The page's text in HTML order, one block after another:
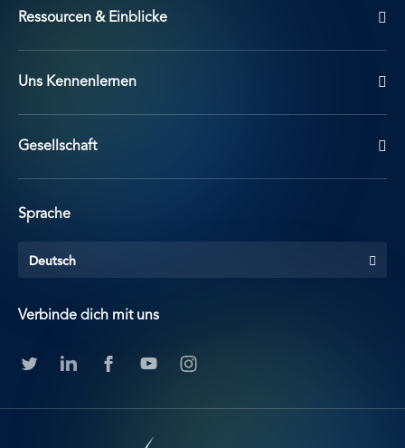
Ressourcen & Einblicke
Uns Kennenlernen
Gesellschaft
Sprache
Deutsch
Verbinde dich mit uns